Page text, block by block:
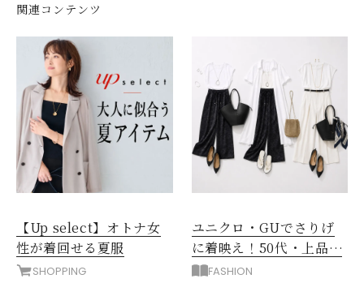
関連コンテンツ
【Up select】オトナ女
性が着回せる夏服
SHOPPING
ユニクロ・GUでさりげ
に着映え！50代・上品エ
レガント派の1週間着回し
FASHION